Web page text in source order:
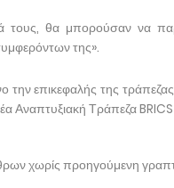
θα μπορούσαν να
της».
επικεφαλής της
Αναπτυξιακή Τράπεζα
χωρίς προηγούμενη